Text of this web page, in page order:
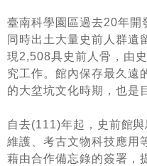
們
便
民
服
性
別
臺南科學園區過去20年開
同時出土大量史前人群遺
現 2,508具史前人骨，由
究工作。館內保存最久遠
的大坌坑文化時期，也是
自去(111)年起，史前館
維護、考古文物科技應用
藉由合作備忘錄的簽署，